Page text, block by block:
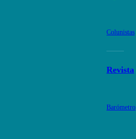
Colunistas
Revista
Barómetro